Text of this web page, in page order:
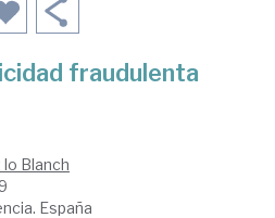
fraudulenta
Blanch
España